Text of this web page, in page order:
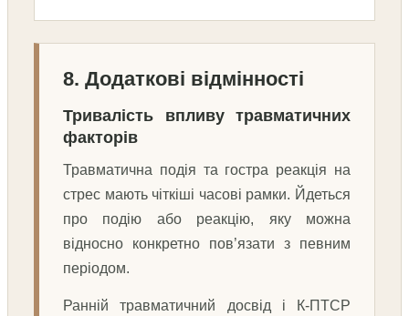
8. Додаткові відмінності
Тривалість впливу травматичних
факторів
Травматична подія та гостра реакція на
стрес мають чіткіші часові рамки. Йдеться
про подію або реакцію, яку можна
відносно конкретно пов’язати з певним
періодом.
Ранній травматичний досвід і К-ПТСР